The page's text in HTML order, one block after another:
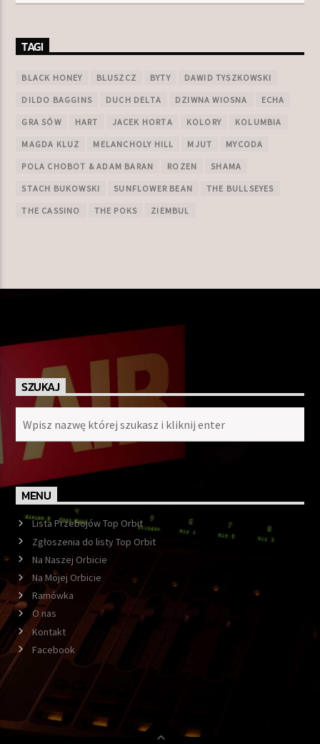
TAGI
BLACK HONEY BLUSZCZ BYTY DAWID TYSZKOWSKI
DILDO BAGGINS DUCH DELTA DZIWNA WIOSNA ECHA
GRA SÓW HART JACEK HORTA KOLORY KOLUMBIA
MAGDA KLUZ MELANCHOLY HILL MJUT MYCODA
POLA CHOBOT & ADAM BARAN ROZEN SHAMA
STACH BUKOWSKI SUNFLOWER BEAN THE BULLSEYES
THE CASSINO THE POKS ZIEMBUL
SZUKAJ
MENU
Lista Przebojów Top Orbit
Zgłoszenia do listy Top Orbit
Na Naszej Orbicie
Na Mojej Orbicie
Ramówka
O nas
Kontakt
Facebook